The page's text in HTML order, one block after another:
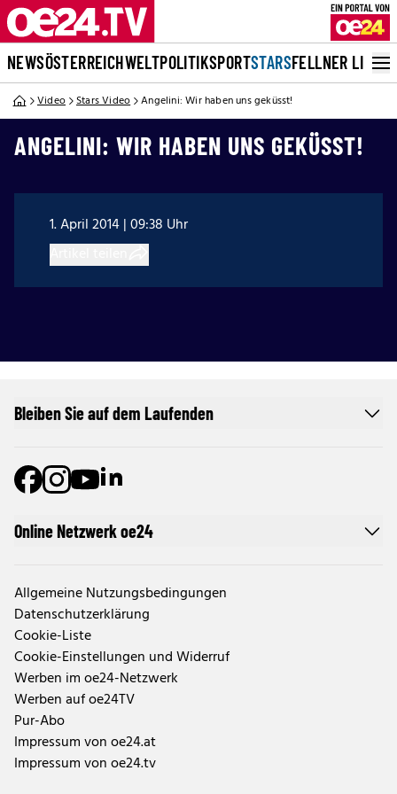
NEWSÖSTERREICHWELTPOLITIKSPORTSTARSFELLNER LIVE
Video Stars Video Angelini: Wir haben uns geküsst!
ANGELINI: WIR HABEN UNS GEKÜSST!
1. April 2014 | 09:38 Uhr
Online Netzwerk oe24
Allgemeine Nutzungsbedingungen
Datenschutzerklärung
Cookie-Liste
Cookie-Einstellungen und Widerruf
Werben im oe24-Netzwerk
Werben auf oe24TV
Pur-Abo
Impressum von oe24.at
Impressum von oe24.tv
Bleiben Sie auf dem Laufenden